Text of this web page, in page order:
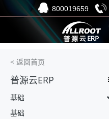
< 返回首页
普源云ERP
基础
基础
800019659